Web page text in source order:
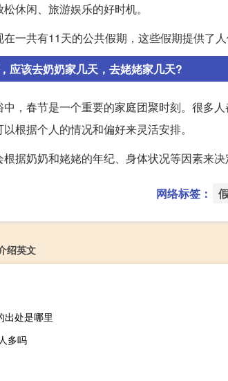
休闲、旅游娱乐的好时机。
一共有11天的公共假期，这些假期提供了
应该去奶奶家几天，去姥姥家几天?
，春节是一个重要的家庭团聚时刻。很多
根据个人的情况和偏好来灵活安排。
据奶奶和姥姥的年纪、身体状况等因素来
网络标签：
绍英文
出处是哪里
多吗